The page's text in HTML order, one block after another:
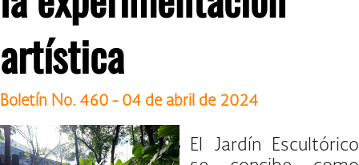
artística
Boletín No. 460 - 04 de abril de 2024
El Jardín Escultórico